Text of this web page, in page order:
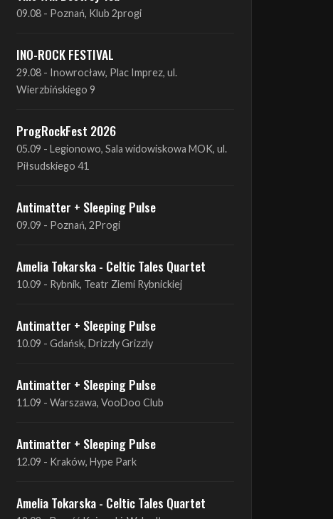
09.08 - Poznań, Klub 2progi
INO-ROCK FESTIVAL
Wierzbińskiego 9
ProgRockFest 2026
Piłsudskiego 41
09.09 - Poznań, 2Progi
10.09 - Rybnik, Teatr Ziemi Rybnickiej
10.09 - Gdańsk, Drizzly Grizzly
11.09 - Warszawa, VooDoo Club
12.09 - Kraków, Hype Park